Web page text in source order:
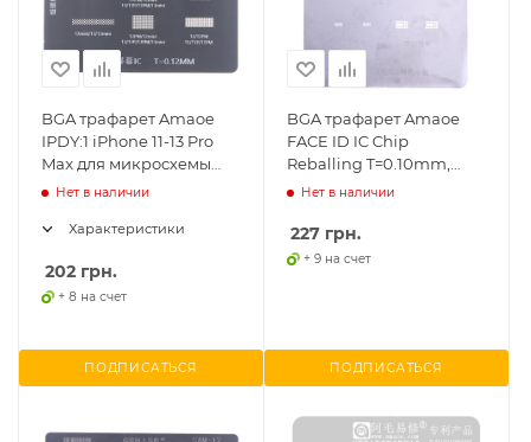
BGA трафарет Amaoe
IPDY:1 iPhone 11-13 Pro
Max для микросхемы
тачскрина
Нет в наличии
Характеристики
202 грн.
+ 8 на счет
ПОДПИСАТЬСЯ
BGA трафарет Amaoe
FACE ID IC Chip
Reballing T=0.10mm,
iPhone 12, iPhone X-11
Нет в наличии
227 грн.
+ 9 на счет
ПОДПИСАТЬСЯ